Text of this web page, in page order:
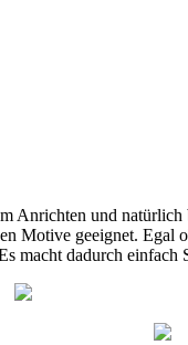
Anrichten und
Motive geeignet. Egal
macht dadurch einfach